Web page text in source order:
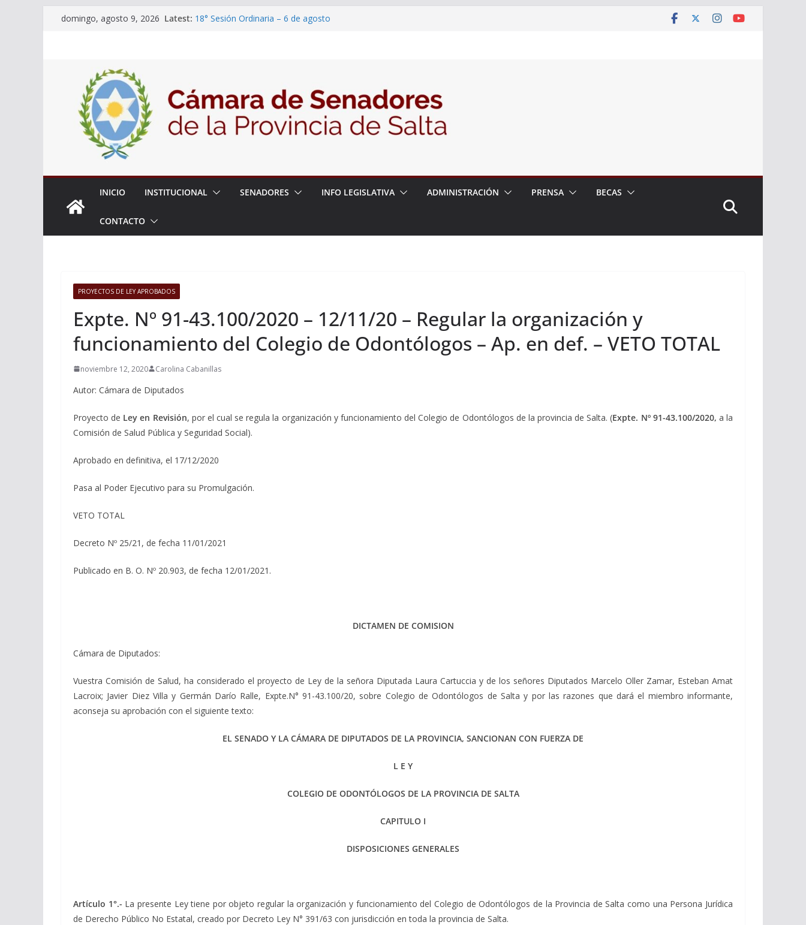
domingo, agosto 9, 2026 Latest: 18° Sesión Ordinaria – 6 de agosto
Expte. Nº 90-34.516/2026 – 06/08/26 – Créase el Ente Salteño
de Protección y Control Vegetal
INICIO INSTITUCIONAL SENADORES INFO LEGISLATIVA ADMINISTRACIÓN PRENSA BECAS
CONTACTO
PROYECTOS DE LEY APROBADOS
Expte. Nº 91-43.100/2020 – 12/11/20 – Regular la organización y
funcionamiento del Colegio de Odontólogos – Ap. en def. – VETO TOTAL
noviembre 12, 2020 Carolina Cabanillas
Autor: Cámara de Diputados
Proyecto de Ley en Revisión, por el cual se regula la organización y funcionamiento del Colegio de Odontólogos de la provincia de Salta. (Expte. Nº 91-43.100/2020, a la
Comisión de Salud Pública y Seguridad Social).
Aprobado en definitiva, el 17/12/2020
Pasa al Poder Ejecutivo para su Promulgación.
VETO TOTAL
Decreto Nº 25/21, de fecha 11/01/2021
Publicado en B. O. Nº 20.903, de fecha 12/01/2021.
DICTAMEN DE COMISION
Cámara de Diputados:
Vuestra Comisión de Salud, ha considerado el proyecto de Ley de la señora Diputada Laura Cartuccia y de los señores Diputados Marcelo Oller Zamar, Esteban Amat
Lacroix; Javier Diez Villa y Germán Darío Ralle, Expte.N° 91-43.100/20, sobre Colegio de Odontólogos de Salta y por las razones que dará el miembro informante,
aconseja su aprobación con el siguiente texto:
EL SENADO Y LA CÁMARA DE DIPUTADOS DE LA PROVINCIA, SANCIONAN CON FUERZA DE
L E Y
COLEGIO DE ODONTÓLOGOS DE LA PROVINCIA DE SALTA
CAPITULO I
DISPOSICIONES GENERALES
Artículo 1°.- La presente Ley tiene por objeto regular la organización y funcionamiento del Colegio de Odontólogos de la Provincia de Salta como una Persona Jurídica
de Derecho Público No Estatal, creado por Decreto Ley N° 391/63 con jurisdicción en toda la provincia de Salta.